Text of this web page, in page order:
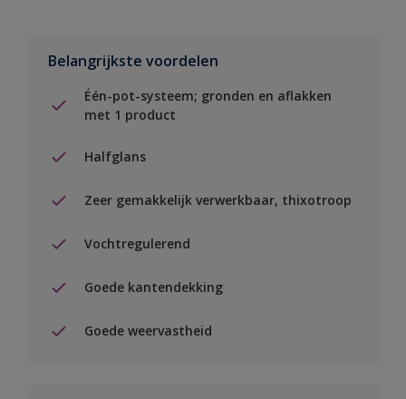
Belangrijkste voordelen
Één-pot-systeem; gronden en aflakken
met 1 product
Halfglans
Zeer gemakkelijk verwerkbaar, thixotroop
Vochtregulerend
Goede kantendekking
Goede weervastheid